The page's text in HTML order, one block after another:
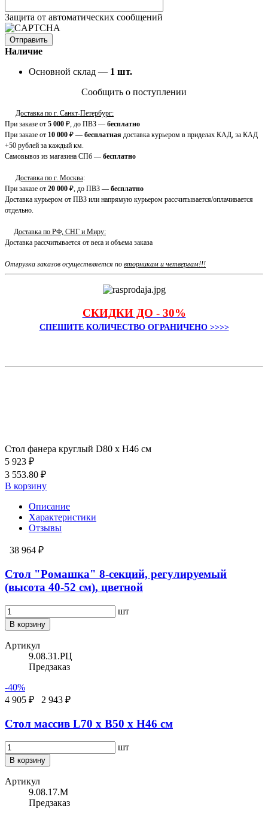
Защита от автоматических сообщений
Наличие
Основной склад — 1 шт.
Сообщить о поступлении
Доставка по г. Санкт-Петербург:
При заказе от 5 000 ₽, до ПВЗ — бесплатно
При заказе от 10 000 ₽ — бесплатная доставка курьером в приделах КАД, за КАД
+50 рублей за каждый км.
Самовывоз из магазина СПб — бесплатно
Доставка по г. Москва:
При заказе от 20 000 ₽, до ПВЗ — бесплатно
Доставка курьером от ПВЗ или напрямую курьером рассчитывается/оплачивается
отдельно.
Доставка по РФ, СНГ и Миру:
Доставка рассчитывается от веса и объема заказа
Отгрузка заказов осуществляется по вторникам и четвергам!!!
СКИДКИ ДО - 30%
СПЕШИТЕ КОЛИЧЕСТВО ОГРАНИЧЕНО >>>>
Стол фанера круглый D80 х Н46 см
5 923 ₽
3 553.80 ₽
В корзину
Описание
Характеристики
Отзывы
38 964 ₽
Стол "Ромашка" 8-секций, регулируемый
(высота 40-52 см), цветной
шт
В корзину
Артикул
9.08.31.РЦ
Предзаказ
-40%
4 905 ₽
2 943 ₽
Стол массив L70 х B50 x H46 см
шт
В корзину
Артикул
9.08.17.М
Предзаказ